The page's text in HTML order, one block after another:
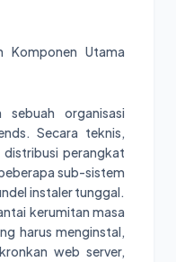
Komponen Utama
sebuah organisasi
Secara teknis,
distribusi perangkat
sub-sistem
instaler tunggal.
kerumitan masa
harus menginstal,
web server,